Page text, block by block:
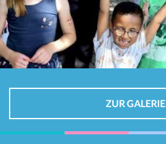
ZUR GALERIE